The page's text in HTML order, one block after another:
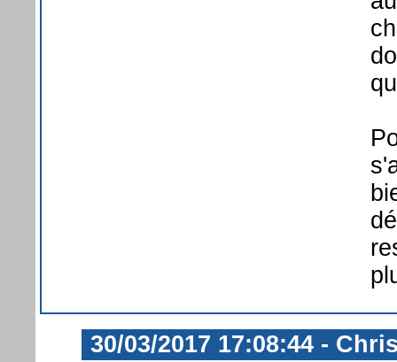
30/03/2017 17:08:44 -